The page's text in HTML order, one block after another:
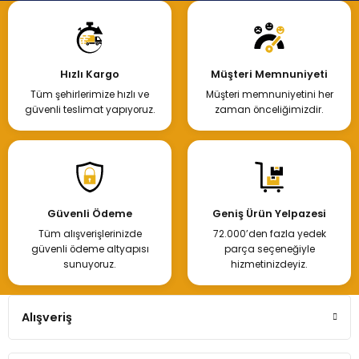
Hızlı Kargo
Tüm şehirlerimize hızlı ve
güvenli teslimat yapıyoruz.
Müşteri Memnuniyeti
Müşteri memnuniyetini her
zaman önceliğimizdir.
Güvenli Ödeme
Tüm alışverişlerinizde
güvenli ödeme altyapısı
sunuyoruz.
Geniş Ürün Yelpazesi
72.000’den fazla yedek
parça seçeneğiyle
hizmetinizdeyiz.
Alışveriş